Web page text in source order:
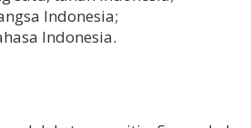
Indonesia;
Indonesia.